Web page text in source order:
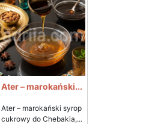
Ater – marokański...
Ater – marokański syrop
cukrowy do Chebakia,...